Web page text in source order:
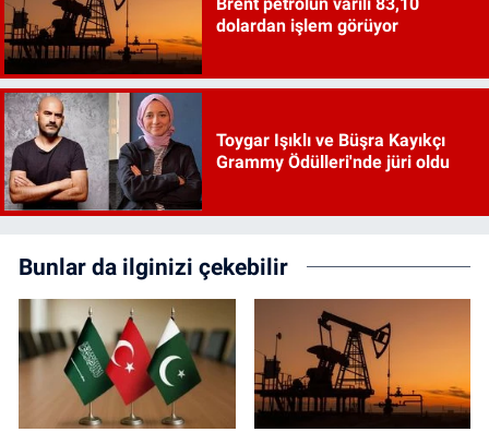
dolardan işlem görüyor
Toygar Işıklı ve Büşra Kayıkçı
Grammy Ödülleri'nde jüri oldu
Bunlar da ilginizi çekebilir